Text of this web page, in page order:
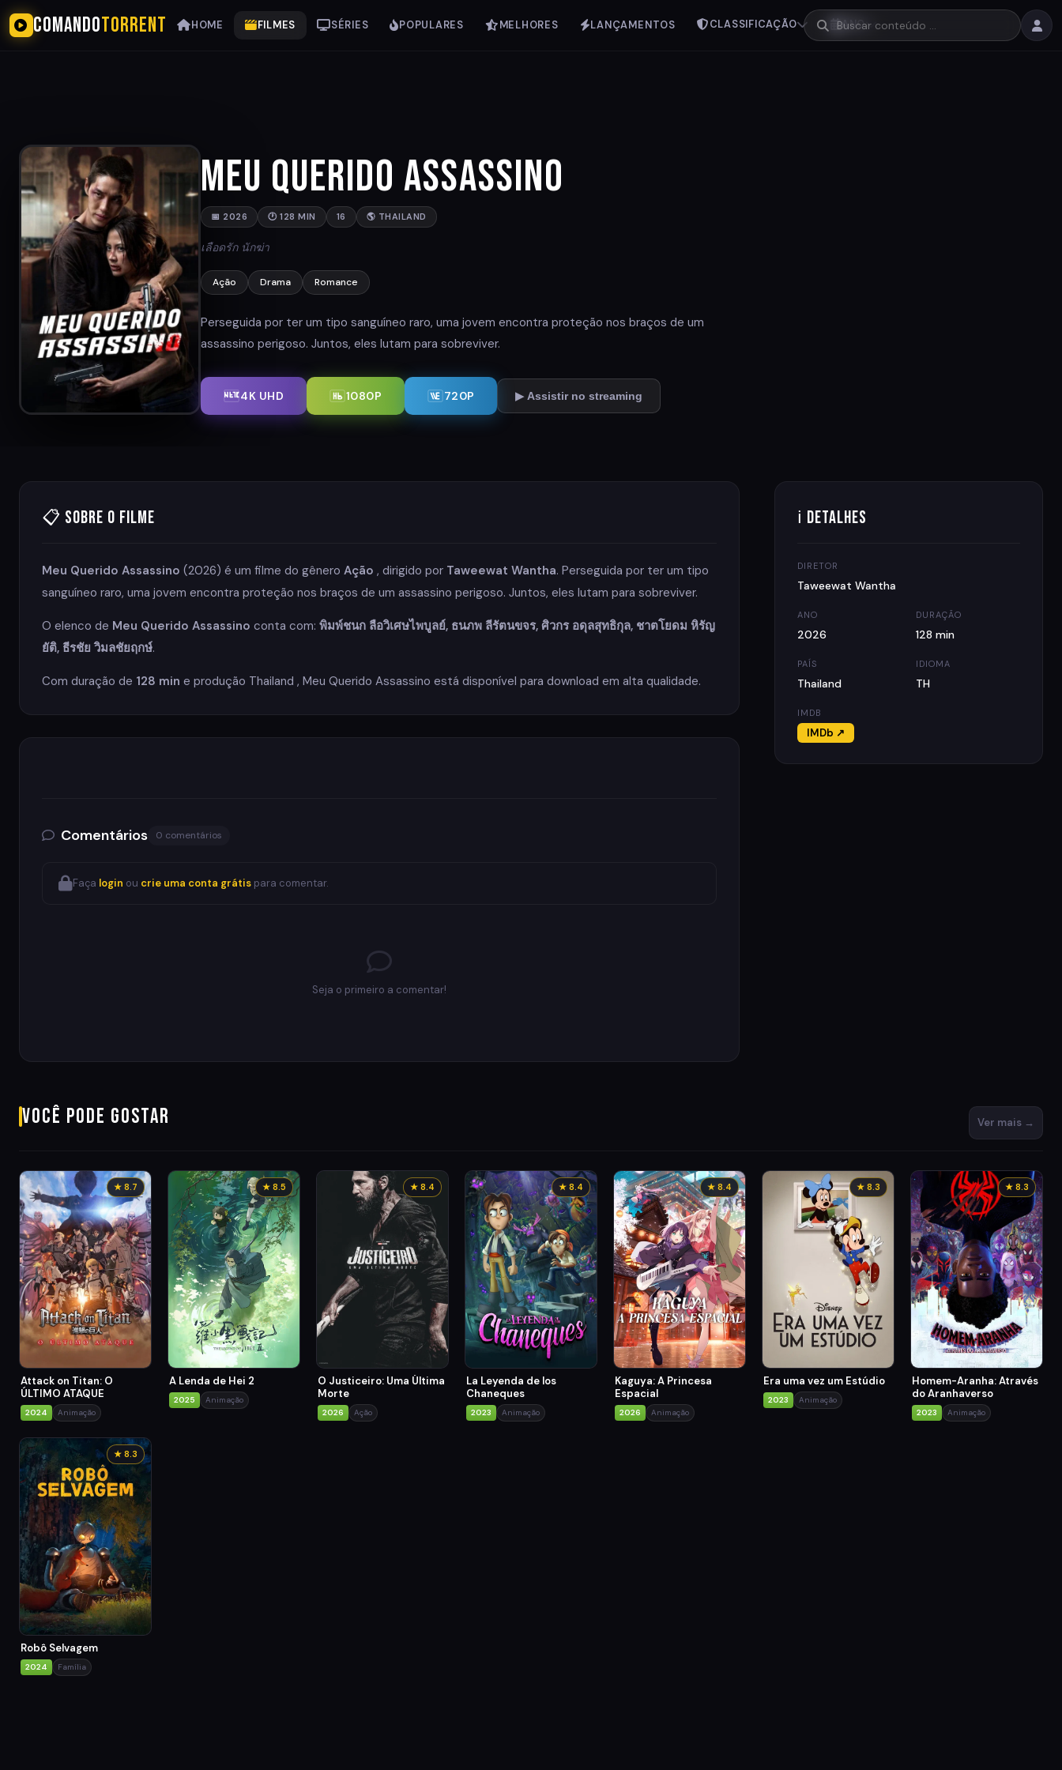
COMANDOTORRENT HOME FILMES SÉRIES POPULARES MELHORES LANÇAMENTOS CLASSIFICAÇÃO ANO
Meu Querido Assassino
📅 2026 🕐 128 MIN 16 🌎 THAILAND
เลือดรัก นักฆ่า
Ação Drama Romance
Perseguida por ter um tipo sanguíneo raro, uma jovem encontra proteção nos braços de um
assassino perigoso. Juntos, eles lutam para sobreviver.
4K UHD 1080P 720P ▶ Assistir no streaming
📋 Sobre o Filme
Meu Querido Assassino (2026) é um filme do gênero Ação , dirigido por Taweewat Wantha. Perseguida por ter um tipo
sanguíneo raro, uma jovem encontra proteção nos braços de um assassino perigoso. Juntos, eles lutam para sobreviver.
O elenco de Meu Querido Assassino conta com: พิมพ์ชนก ลือวิเศษไพบูลย์, ธนภพ ลีรัตนขจร, ศิวกร อดุลสุทธิกุล, ชาตโยดม หิรัญ
ยัติ, ธีรชัย วิมลชัยฤกษ์.
Com duração de 128 min e produção Thailand , Meu Querido Assassino está disponível para download em alta qualidade.
Comentários 0 comentários
Faça login ou crie uma conta grátis para comentar.
Seja o primeiro a comentar!
ℹ Detalhes
DIRETOR
Taweewat Wantha
ANO
2026
DURAÇÃO
128 min
PAÍS
Thailand
IDIOMA
TH
IMDB
IMDb ↗
Você pode gostar Ver mais →
★ 8.7
Attack on Titan: O
ÚLTIMO ATAQUE
2024 Animação
★ 8.5
A Lenda de Hei 2
2025 Animação
★ 8.4
O Justiceiro: Uma Última
Morte
2026 Ação
★ 8.4
La Leyenda de los
Chaneques
2023 Animação
★ 8.4
Kaguya: A Princesa
Espacial
2026 Animação
★ 8.3
Era uma vez um Estúdio
2023 Animação
★ 8.3
Homem-Aranha: Através
do Aranhaverso
2023 Animação
★ 8.3
Robô Selvagem
2024 Família